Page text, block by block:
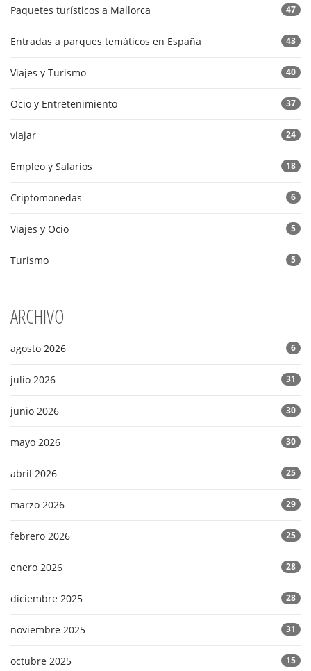
Paquetes turísticos a Mallorca 47
Entradas a parques temáticos en España 43
Viajes y Turismo 40
Ocio y Entretenimiento 37
viajar 24
Empleo y Salarios 18
Criptomonedas 6
Viajes y Ocio 5
Turismo 5
ARCHIVO
agosto 2026 6
julio 2026 31
junio 2026 30
mayo 2026 30
abril 2026 25
marzo 2026 29
febrero 2026 25
enero 2026 28
diciembre 2025 28
noviembre 2025 31
octubre 2025 15